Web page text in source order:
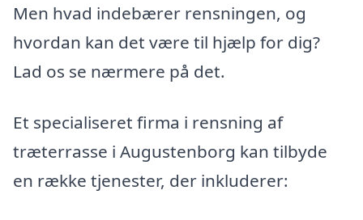
Men hvad indebærer rensningen, og
hvordan kan det være til hjælp for dig?
Lad os se nærmere på det.
Et specialiseret firma i rensning af
træterrasse i Augustenborg kan tilbyde
en række tjenester, der inkluderer: